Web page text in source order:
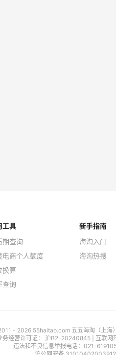
工具
期查询
电商个人额度
换算
查询
新手指南
海淘入门
海淘热搜
- 2026 55haitao.com 五五海淘（上海
务经营许可证： 沪B2-20240845
互联网
违法和不良信息举报电话：021-